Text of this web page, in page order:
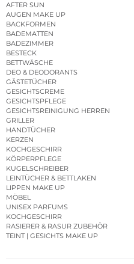
AFTER SUN
AUGEN MAKE UP
BACKFORMEN
BADEMATTEN
BADEZIMMER
BESTECK
BETTWÄSCHE
DEO & DEODORANTS
GÄSTETÜCHER
GESICHTSCREME
GESICHTSPFLEGE
GESICHTSREINIGUNG HERREN
GRILLER
HANDTÜCHER
KERZEN
KOCHGESCHIRR
KÖRPERPFLEGE
KUGELSCHREIBER
LEINTÜCHER & BETTLAKEN
LIPPEN MAKE UP
MÖBEL
UNISEX PARFUMS
KOCHGESCHIRR
RASIERER & RASUR ZUBEHÖR
TEINT | GESICHTS MAKE UP